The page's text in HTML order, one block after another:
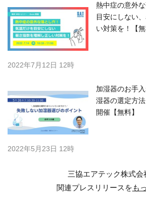
熱中症の意外
目安にしない
い対策を！【
2022年7月12日 12時
加湿器のお手
湿器の選定方
開催【無料】
2022年5月23日 12時
三協エアテック株式会
関連プレスリリースをも